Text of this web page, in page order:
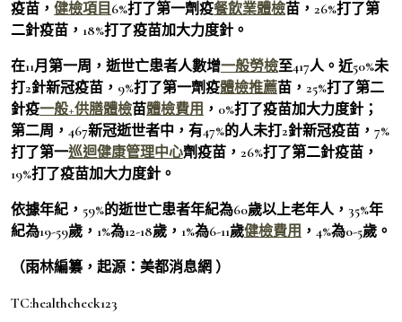
疫苗， 健檢項目 6%打了第一劑疫餐飲業體檢苗，26%打了第
二針疫苗，18%打了疫苗加大力度針。
在11月第一周，逝世亡患者人數增一般勞檢至417人。近50%未
打2針新冠疫苗，9%打了第一劑疫體檢推薦苗，25%打了第二
針疫一般+供膳體檢苗體檢費用 ，0%打了疫苗加大力度針；
第二周，467新冠逝世者中，有47%的人未打2針新冠疫苗，7%
打了第一巡迴健康管理中心劑疫苗，26%打了第二針疫苗，
19%打了疫苗加大力度針。
依據年紀，59%的逝世亡患者年紀為60歲以上老年人，35%年
紀為19-59歲，1%為12-18歲，1%為6-11歲健檢費用 ，4%為0-5歲。
（雨林編纂，起源：美都消息網 ）
TC:healthcheck123